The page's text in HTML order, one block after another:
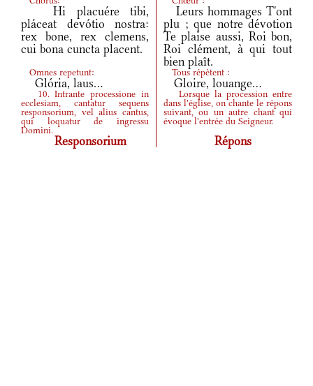
Hi placuére tibi,
pláceat devótio nostra:
rex bone, rex clemens,
cui bona cuncta placent.
Leurs hommages T'ont
plu ; que notre dévotion
Te plaise aussi, Roi bon,
Roi clément, à qui tout
bien plaît.
Omnes repetunt: Tous répètent :
Glória, laus... Gloire, louange...
10. Intrante processione in
ecclesiam, cantatur sequens
responsorium, vel alius cantus,
qui loquatur de ingressu
Domini.
Lorsque la procession entre
dans l'église, on chante le répons
suivant, ou un autre chant qui
évoque l'entrée du Seigneur.
Responsorium Répons